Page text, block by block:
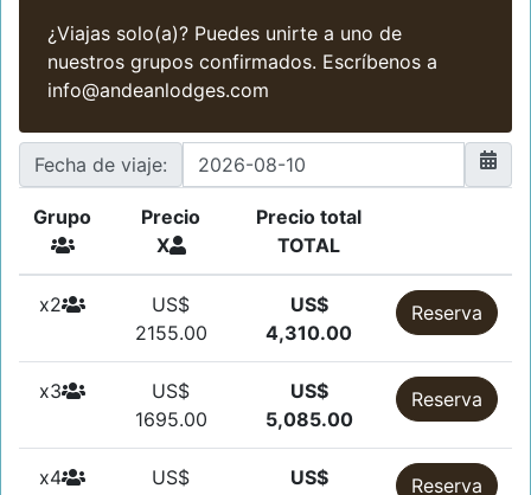
¿Viajas solo(a)? Puedes unirte a uno de
nuestros grupos confirmados. Escríbenos a
info@andeanlodges.com
Fecha de viaje:
Grupo
Precio
X
Precio total
TOTAL
x2
US$
2155.00
US$
4,310.00
Reserva
x3
US$
1695.00
US$
5,085.00
Reserva
x4
US$
US$
Reserva